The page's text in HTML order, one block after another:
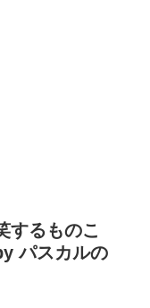
するものこ
パスカルの